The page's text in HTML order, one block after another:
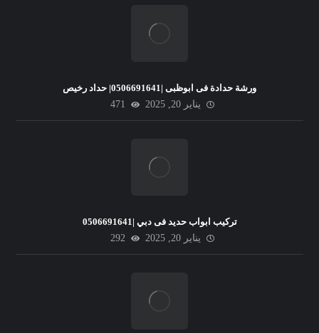
ورشة حدادة فى ابوظبى |0506691641| حداد رخيص
يناير 20, 2025
471
تركيب ابواب حديد فى دبي |0506691641
يناير 20, 2025
292